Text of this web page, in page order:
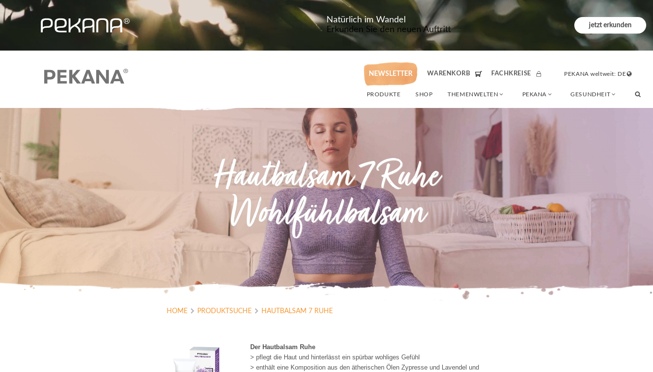
Natürlich im Wandel
Erkunden Sie den neuen Auftritt
jetzt erkunden
NEWSLETTER WARENKORB FACHKREISE PEKANA weltweit: DE
PRODUKTE SHOP THEMENWELTEN PEKANA GESUNDHEIT
Hautbalsam 7 Ruhe
Wohlfühlbalsam
HOME PRODUKTSUCHE HAUTBALSAM 7 RUHE
Der Hautbalsam Ruhe
> pflegt die Haut und hinterlässt ein spürbar wohliges Gefühl
> enthält eine Komposition aus den ätherischen Ölen Zypresse und Lavendel und